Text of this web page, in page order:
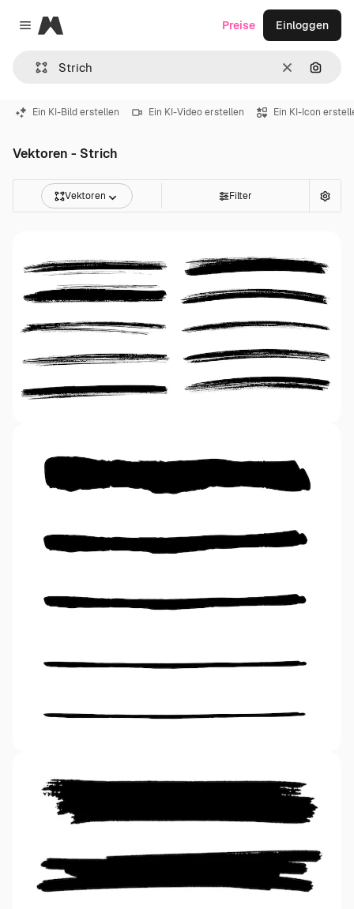
Close menu
Magnific
LöschenNach
Preise Einloggen
Ein KI-Bild erstellen Ein KI-Video erstellen Ein KI-Icon
Vektoren - Strich
Vektoren Filter